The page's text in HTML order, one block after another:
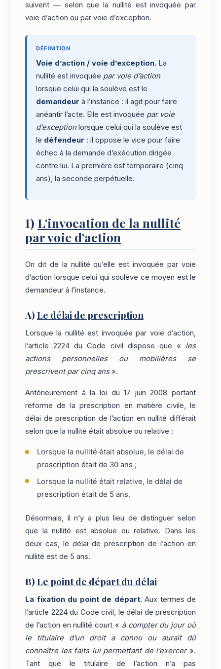
suivent — selon que la nullité est invoquée par
voie d’action ou par voie d’exception.
DÉFINITION
Voie d’action / voie d’exception. La
nullité est invoquée par voie d’action
lorsque celui qui la soulève est le
demandeur à l’instance : il agit pour faire
anéantir l’acte. Elle est invoquée par voie
d’exception lorsque celui qui la soulève est
le défendeur : il oppose le vice pour faire
échec à la demande d’exécution dirigée
contre lui. La première est temporaire (cinq
ans), la seconde perpétuelle.
I) L'invocation de la nullité
par voie d'action
On dit de la nullité qu’elle est invoquée par voie
d’action lorsque celui qui soulève ce moyen est le
demandeur à l’instance.
A)Le délai de prescription
Lorsque la nullité est invoquée par voie d’action,
l’article 2224 du Code civil dispose que « les
actions personnelles ou mobilières se
prescrivent par cinq ans».
Antérieurement à la loi du 17 juin 2008 portant
réforme de la prescription en matière civile, le
délai de prescription de l’action en nullité différait
selon que la nullité était absolue ou relative :
Lorsque la nullité était absolue, le délai de
prescription était de 30 ans ;
Lorsque la nullité était relative, le délai de
prescription était de 5 ans.
Désormais, il n’y a plus lieu de distinguer selon
que la nullité est absolue ou relative. Dans les
deux cas, le délai de prescription de l’action en
nullité est de 5 ans.
B)Le point de départ du délai
La fixation du point de départ.Aux termes de
l’article 2224 du Code civil, le délai de prescription
de l’action en nullité court « à compter du jour où
le titulaire d’un droit a connu ou aurait dû
connaître les faits lui permettant de l’exercer».
Tant que le titulaire de l’action n’a pas